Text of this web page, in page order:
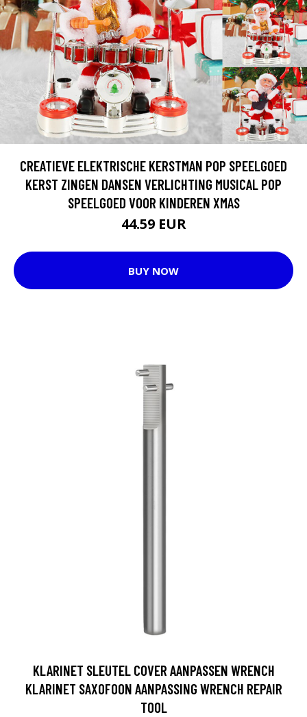
CREATIEVE ELEKTRISCHE KERSTMAN POP SPEELGOED
KERST ZINGEN DANSEN VERLICHTING MUSICAL POP
SPEELGOED VOOR KINDEREN XMAS
44.59 EUR
BUY NOW
KLARINET SLEUTEL COVER AANPASSEN WRENCH
KLARINET SAXOFOON AANPASSING WRENCH REPAIR
TOOL